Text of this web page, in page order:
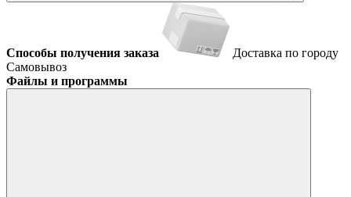
Способы получения заказа
Доставка по городу
Самовывоз
Файлы и программы